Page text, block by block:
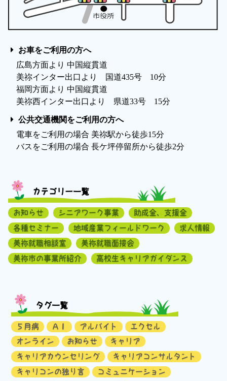
お車をご利用の方へ
広島方面より 中国縦貫道
美祢インター出口より 国道435号 10分
福岡方面より 中国縦貫道
美祢西インター出口より 県道33号 15分
公共交通機関をご利用の方へ
電車をご利用の場合 美祢駅から徒歩15分
バスをご利用の場合 長ケ坪停留所から徒歩2分
カテゴリー一覧
お知らせ シニアワーク事業
助成金、支援金
各種セミナー
地域産業フィールドワーク
求人情報
美祢就職相談室
美祢就職面接会
美祢市の事業所紹介
高校生キャリアガイダンス
タグ一覧
５月病 ＡＩ アルバイト
エクセル
オンライン
お知らせ
キャリア
キャリアカウンセリング
キャリアコンサルタント
キャリコンの独り言
コミュニケーション